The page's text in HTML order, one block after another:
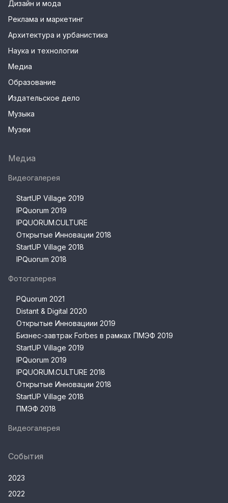
Дизайн и мода
Реклама и маркетинг
Архитектура и урбанистика
Наука и технологии
Медиа
Образование
Издательское дело
Музыка
Музеи
Медиа
Видеогалерея
StartUP Village 2019
IPQuorum 2019
IPQUORUM.CULTURE
Открытые Инновации 2018
StartUP Village 2018
IPQuorum 2018
Фотогалерея
PQuorum 2021
Distant & Digital 2020
Открытые Инновациии 2019
Бизнес-завтрак Forbes в рамках ПМЭФ 2019
StartUP Village 2019
IPQuorum 2019
IPQUORUM.CULTURE 2018
Открытые Инновации 2018
StartUP Village 2018
ПМЭФ 2018
Видеогалерея
События
2023
2022